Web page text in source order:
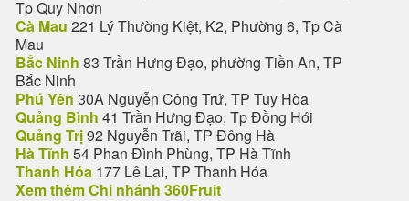
Tp Quy Nhơn
Cà Mau 221 Lý Thường Kiệt, K2, Phường 6, Tp Cà
Mau
Bắc Ninh 83 Trần Hưng Đạo, phường Tiền An, TP
Bắc Ninh
Phú Yên 30A Nguyễn Công Trứ, TP Tuy Hòa
Quảng Bình 41 Trần Hưng Đạo, Tp Đồng Hới
Quảng Trị92 Nguyễn Trãi, TP Đông Hà
Hà Tĩnh 54 Phan Đình Phùng, TP Hà Tĩnh
Thanh Hóa 177 Lê Lai, TP Thanh Hóa
Xem thêm Chi nhánh 360Fruit